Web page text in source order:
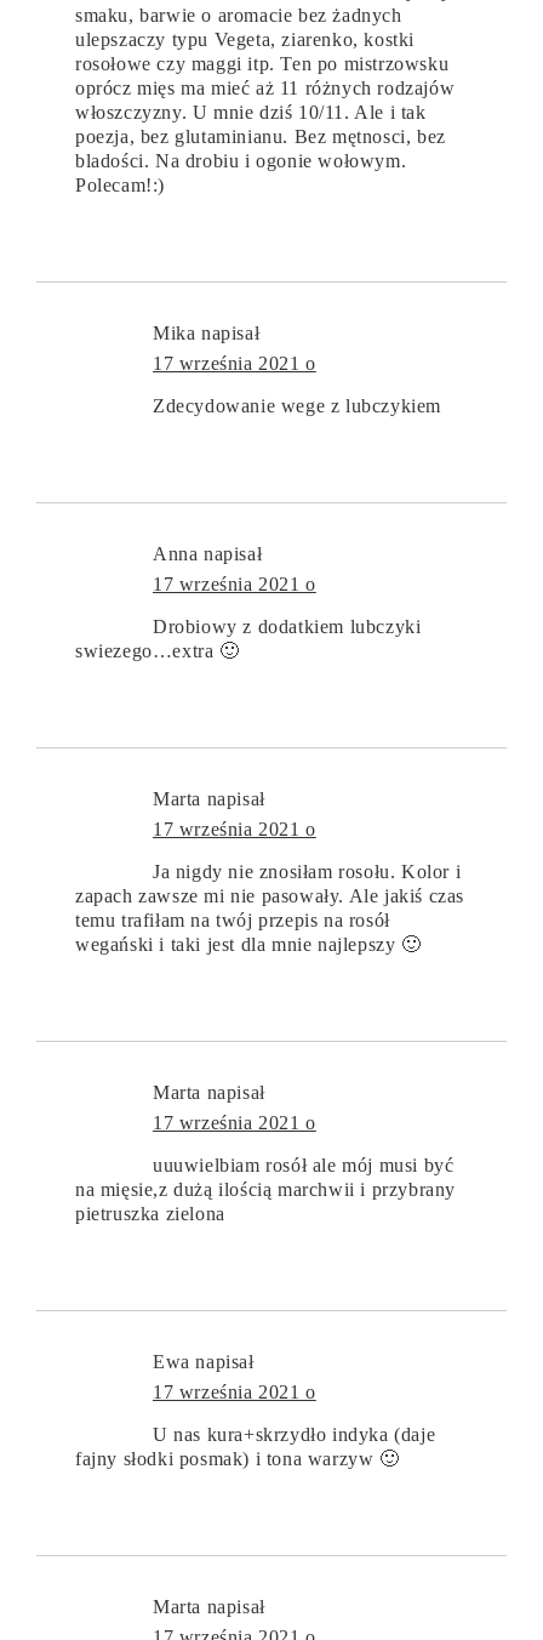
smaku, barwie o aromacie bez żadnych
ulepszaczy typu Vegeta, ziarenko, kostki
rosołowe czy maggi itp. Ten po mistrzowsku
oprócz mięs ma mieć aż 11 różnych rodzajów
włoszczyzny. U mnie dziś 10/11. Ale i tak
poezja, bez glutaminianu. Bez mętnosci, bez
bladości. Na drobiu i ogonie wołowym.
Polecam!:)
Mika napisał
17 września 2021 o
Zdecydowanie wege z lubczykiem
Anna napisał
17 września 2021 o
Drobiowy z dodatkiem lubczyki
swiezego…extra 🙂
Marta napisał
17 września 2021 o
Ja nigdy nie znosiłam rosołu. Kolor i
zapach zawsze mi nie pasowały. Ale jakiś czas
temu trafiłam na twój przepis na rosół
wegański i taki jest dla mnie najlepszy 🙂
Marta napisał
17 września 2021 o
uuuwielbiam rosół ale mój musi być
na mięsie,z dużą ilością marchwii i przybrany
pietruszka zielona
Ewa napisał
17 września 2021 o
U nas kura+skrzydło indyka (daje
fajny słodki posmak) i tona warzyw 🙂
Marta napisał